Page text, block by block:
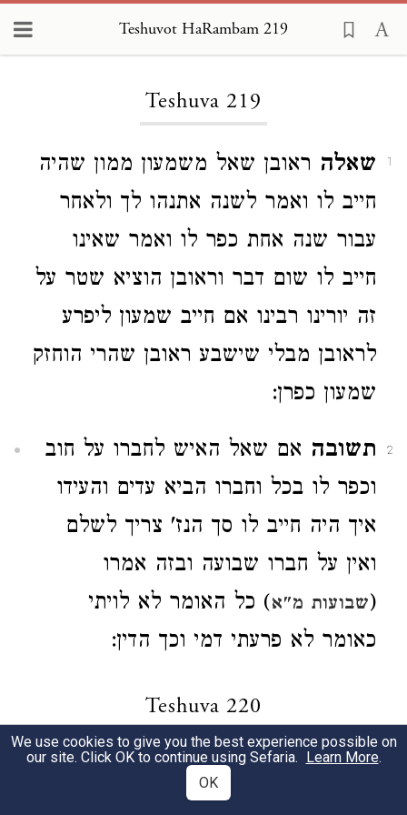
Teshuvot HaRambam 219
Teshuva 219
1 שאלה ראובן שאל משמעון ממון שהיה
חייב לו ואמר לשנה אתנהו לך ולאחר
עבור שנה אחת כפר לו ואמר שאינו
חייב לו שום דבר וראובן הוציא שטר על
זה יורינו רבינו אם חייב שמעון ליפרע
לראובן מבלי שישבע ראובן שהרי הוחזק
שמעון כפרן:
2 תשובה אם שאל האיש לחברו על חוב
וכפר לו בכל וחברו הביא עדים והעידו
איך היה חייב לו סך הנז' צריך לשלם
ואין על חברו שבועה ובזה אמרו
(שבועות מ"א) כל האומר לא לויתי
כאומר לא פרעתי דמי וכך הדין:
Teshuva 220
שאלהילמדנו רבינו ראובן היה לו שטר
We use cookies to give you the best experience possible on
our site. Click OK to continue using Sefaria. Learn More.
OK